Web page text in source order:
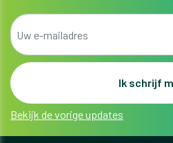
Bekijk de vorige updates